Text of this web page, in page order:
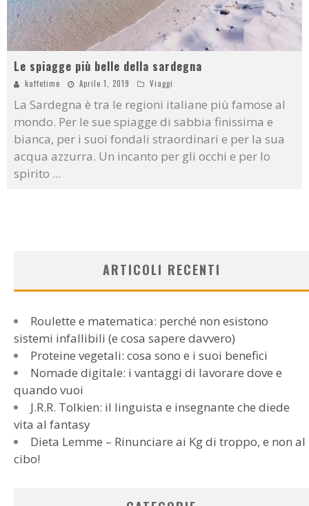
Le spiagge più belle della sardegna
kaffetime Aprile 1, 2019 Viaggi
La Sardegna è tra le regioni italiane più famose al
mondo. Per le sue spiagge di sabbia finissima e
bianca, per i suoi fondali straordinari e per la sua
acqua azzurra. Un incanto per gli occhi e per lo
spirito ...
ARTICOLI RECENTI
Roulette e matematica: perché non esistono
sistemi infallibili (e cosa sapere davvero)
Proteine vegetali: cosa sono e i suoi benefici
Nomade digitale: i vantaggi di lavorare dove e
quando vuoi
J.R.R. Tolkien: il linguista e insegnante che diede
vita al fantasy
Dieta Lemme – Rinunciare ai Kg di troppo, e non al
cibo!